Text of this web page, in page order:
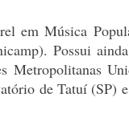
em Música
Possui
Metropolitanas
de Tatuí (SP)